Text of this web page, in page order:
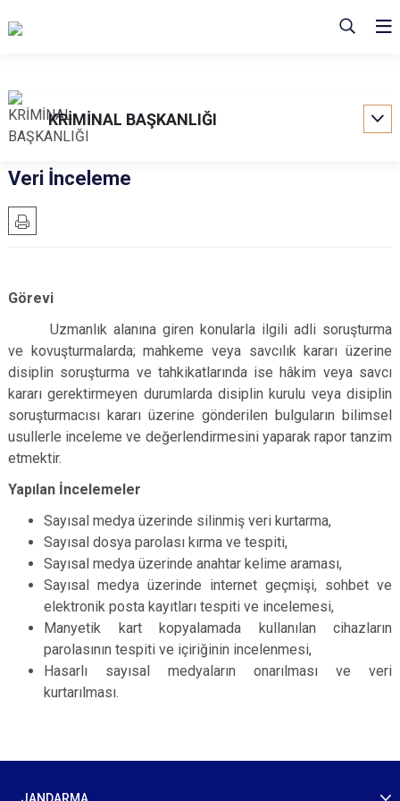
KRİMİNAL BAŞKANLIĞI
Veri İnceleme
Görevi
Uzmanlık alanına giren konularla ilgili adli soruşturma
ve kovuşturmalarda; mahkeme veya savcılık kararı üzerine
disiplin soruşturma ve tahkikatlarında ise hâkim veya savcı
kararı gerektirmeyen durumlarda disiplin kurulu veya disiplin
soruşturmacısı kararı üzerine gönderilen bulguların bilimsel
usullerle inceleme ve değerlendirmesini yaparak rapor tanzim
etmektir.
Yapılan İncelemeler
Sayısal medya üzerinde silinmiş veri kurtarma,
Sayısal dosya parolası kırma ve tespiti,
Sayısal medya üzerinde anahtar kelime araması,
Sayısal medya üzerinde internet geçmişi, sohbet ve
elektronik posta kayıtları tespiti ve incelemesi,
Manyetik kart kopyalamada kullanılan cihazların
parolasının tespiti ve içiriğinin incelenmesi,
Hasarlı sayısal medyaların onarılması ve veri
kurtarılması.